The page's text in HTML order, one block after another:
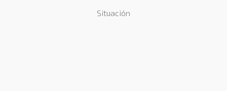
facilitarnos mediante la casilla correspondiente establecida al efecto.
Situación